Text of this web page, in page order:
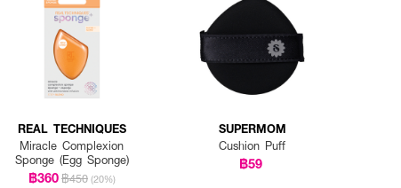
REAL TECHNIQUES
Miracle Complexion
Sponge (Egg Sponge)
฿360฿450 (20%)
SUPERMOM
Cushion Puff
฿59